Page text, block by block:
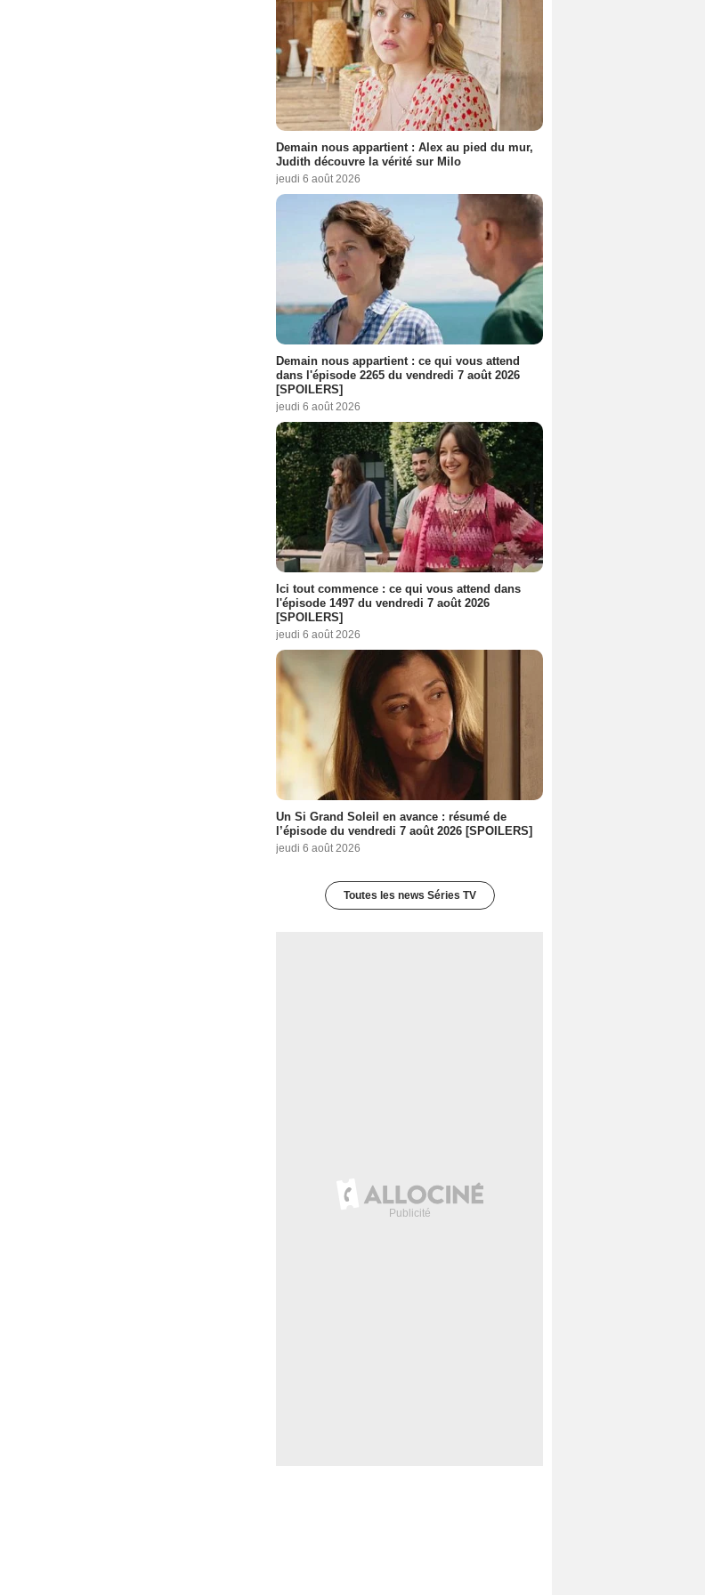
Demain nous appartient : Alex au pied du mur,
Judith découvre la vérité sur Milo
jeudi 6 août 2026
Demain nous appartient : ce qui vous attend
dans l'épisode 2265 du vendredi 7 août 2026
[SPOILERS]
jeudi 6 août 2026
Ici tout commence : ce qui vous attend dans
l'épisode 1497 du vendredi 7 août 2026
[SPOILERS]
jeudi 6 août 2026
Un Si Grand Soleil en avance : résumé de
l’épisode du vendredi 7 août 2026 [SPOILERS]
jeudi 6 août 2026
Toutes les news Séries TV